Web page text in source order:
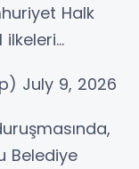
Halk
ilkeleri…
July 9, 2026
Belediye